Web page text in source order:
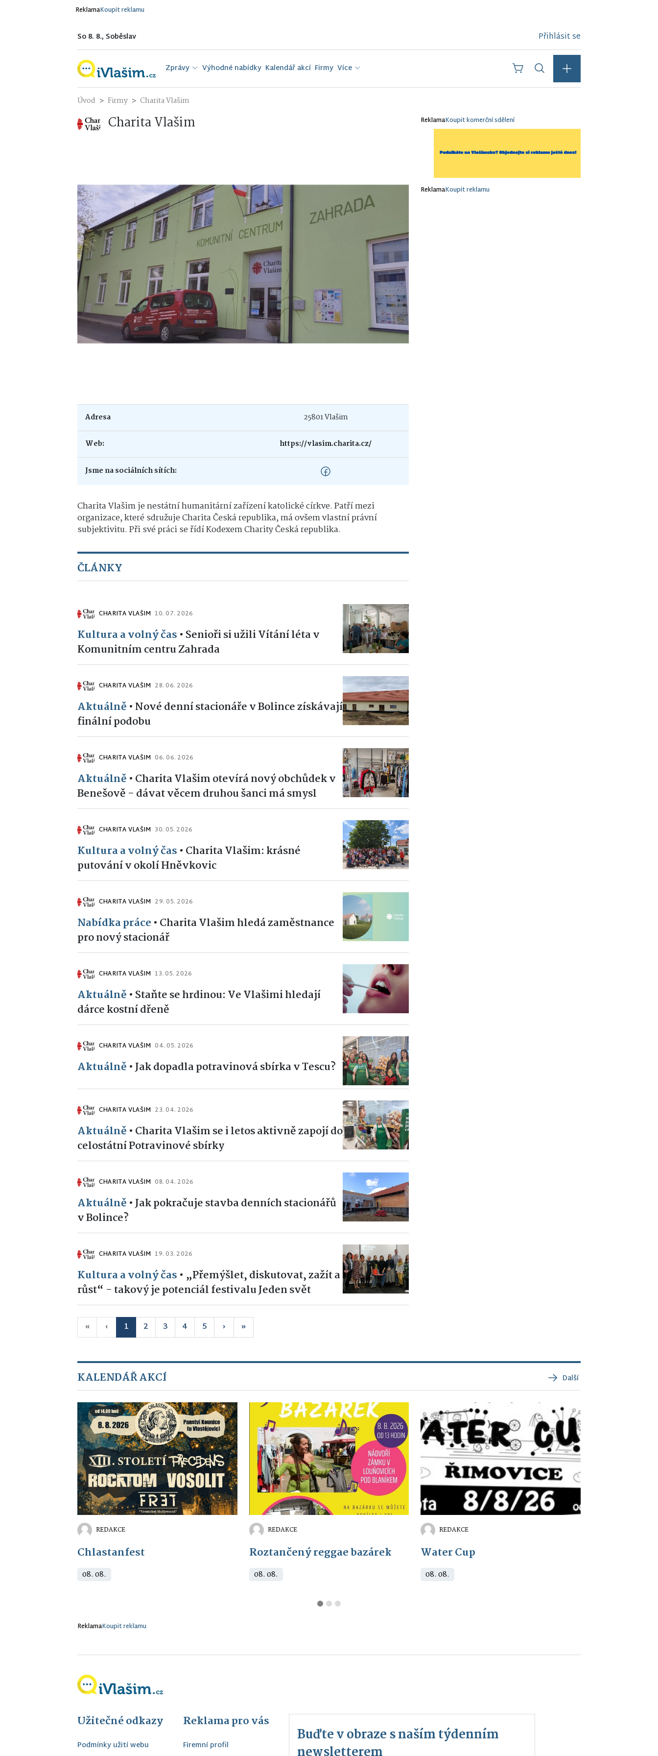
ReklamaKoupit reklamu
So 8. 8., Soběslav Přihlásit se
Zprávy Výhodné nabídky Kalendář akcí Firmy Více
Úvod Firmy Charita Vlašim
Charita Vlašim
Adresa 25801 Vlašim
Web: https://vlasim.charita.cz/
Jsme na sociálních sítích:
Charita Vlašim je nestátní humanitární zařízení katolické církve. Patří mezi
organizace, které sdružuje Charita Česká republika, má ovšem vlastní právní
subjektivitu. Při své práci se řídí Kodexem Charity Česká republika.
ČLÁNKY
CHARITA VLAŠIM 10. 07. 2026
Kultura a volný čas • Senioři si užili Vítání léta v
Komunitním centru Zahrada
CHARITA VLAŠIM 28. 06. 2026
Aktuálně • Nové denní stacionáře v Bolince získávají
finální podobu
CHARITA VLAŠIM 06. 06. 2026
Aktuálně • Charita Vlašim otevírá nový obchůdek v
Benešově - dávat věcem druhou šanci má smysl
CHARITA VLAŠIM 30. 05. 2026
Kultura a volný čas • Charita Vlašim: krásné
putování v okolí Hněvkovic
CHARITA VLAŠIM 29. 05. 2026
Nabídka práce • Charita Vlašim hledá zaměstnance
pro nový stacionář
CHARITA VLAŠIM 13. 05. 2026
Aktuálně • Staňte se hrdinou: Ve Vlašimi hledají
dárce kostní dřeně
CHARITA VLAŠIM 04. 05. 2026
Aktuálně •Jak dopadla potravinová sbírka v Tescu?
CHARITA VLAŠIM 23. 04. 2026
Aktuálně • Charita Vlašim se i letos aktivně zapojí do
celostátní Potravinové sbírky
CHARITA VLAŠIM 08. 04. 2026
Aktuálně •Jak pokračuje stavba denních stacionářů
v Bolince?
CHARITA VLAŠIM 19. 03. 2026
Kultura a volný čas • „Přemýšlet, diskutovat, zažít a
růst“ - takový je potenciál festivalu Jeden svět
« ‹ 1 2 3 4 5 › »
ReklamaKoupit komerční sdělení
ReklamaKoupit reklamu
KALENDÁŘ AKCÍ Další
REDAKCE
Chlastanfest
08. 08.
REDAKCE
Roztančený reggae bazárek
08. 08.
REDAKCE
Water Cup
08. 08.
ReklamaKoupit reklamu
Užitečné odkazy
Podmínky užití webu
Reklama pro vás
Firemní profil
Buďte v obraze s naším týdenním